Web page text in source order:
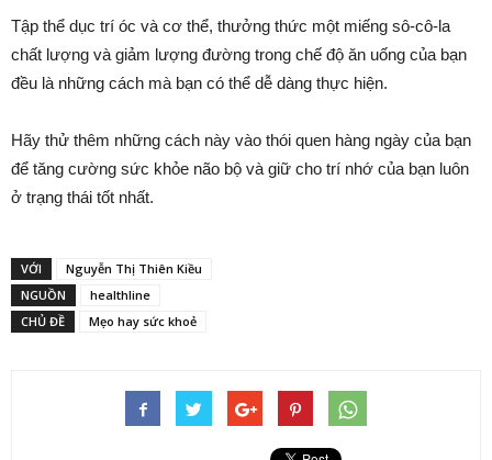
Tập thể dục trí óc và cơ thể, thưởng thức một miếng sô-cô-la
chất lượng và giảm lượng đường trong chế độ ăn uống của bạn
đều là những cách mà bạn có thể dễ dàng thực hiện.
Hãy thử thêm những cách này vào thói quen hàng ngày của bạn
để tăng cường sức khỏe não bộ và giữ cho trí nhớ của bạn luôn
ở trạng thái tốt nhất.
VỚI
Nguyễn Thị Thiên Kiều
NGUỒN
healthline
CHỦ ĐỀ
Mẹo hay sức khoẻ